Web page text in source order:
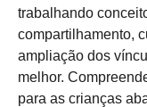
trabalhando
compartilhamento,
ampliação dos
melhor.
para as crianças